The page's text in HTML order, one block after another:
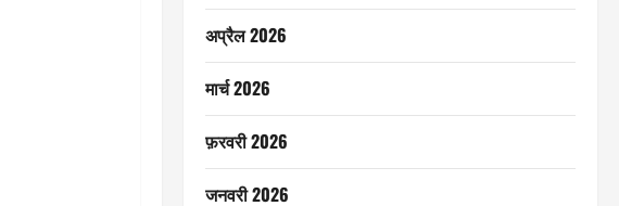
अप्रैल 2026
मार्च 2026
फ़रवरी 2026
जनवरी 2026